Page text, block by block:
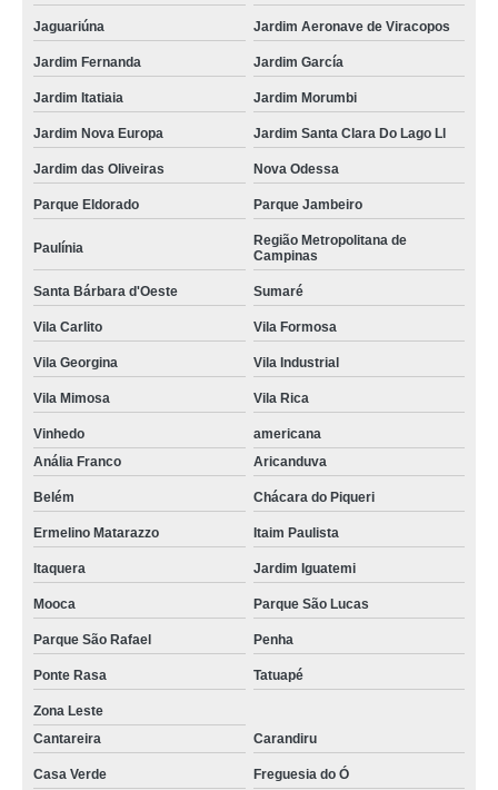
Jaguariúna Jardim Aeronave de Viracopos
Jardim Fernanda Jardim García
Jardim Itatiaia Jardim Morumbi
Jardim Nova Europa Jardim Santa Clara Do Lago Ll
Jardim das Oliveiras Nova Odessa
Parque Eldorado Parque Jambeiro
Paulínia
Região Metropolitana de
Campinas
Santa Bárbara d'Oeste Sumaré
Vila Carlito Vila Formosa
Vila Georgina Vila Industrial
Vila Mimosa Vila Rica
Vinhedo
americana
Anália Franco
Aricanduva
Belém Chácara do Piqueri
Ermelino Matarazzo Itaim Paulista
Itaquera Jardim Iguatemi
Mooca Parque São Lucas
Parque São Rafael Penha
Ponte Rasa Tatuapé
Zona Leste
Cantareira
Carandiru
Casa Verde Freguesia do Ó